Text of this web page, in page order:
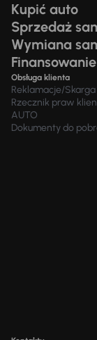
Kupić auto
Sprzedaż
Wymiana
Finansowanie
Obsługa klienta
Reklamacje/Skarga
Rzecznik praw
AUTO
Dokumenty do